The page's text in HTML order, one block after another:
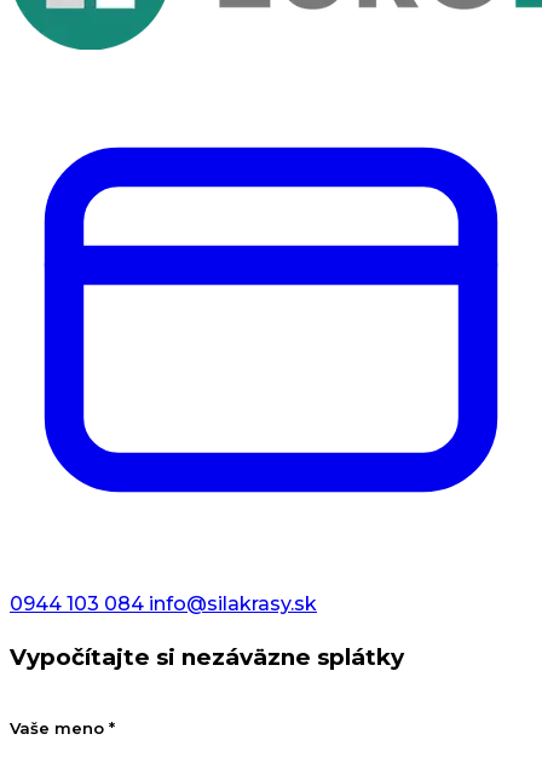
0944 103 084 info@silakrasy.sk
Vypočítajte si nezáväzne splátky
Vaše meno *